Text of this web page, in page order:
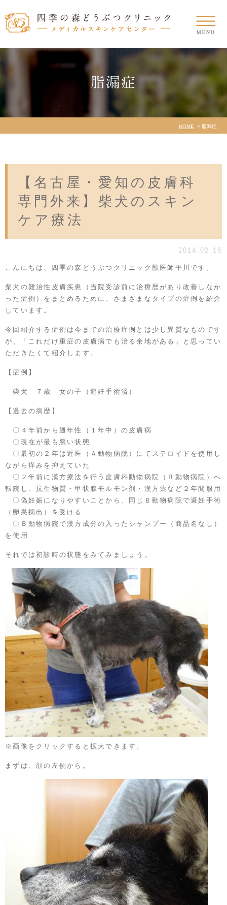
脂漏症
HOME 脂漏症
【名古屋・愛知の皮膚科
専門外来】柴犬のスキン
ケア療法
2014.02.18
こんにちは、四季の森どうぶつクリニック獣医師平川です。
柴犬の難治性皮膚疾患（当院受診前に治療歴があり改善しなか
った症例）をまとめるために、さまざまなタイプの症例を紹介
しています。
今回紹介する症例は今までの治療症例とは少し異質なものです
が、「これだけ重症の皮膚病でも治る余地がある」と思ってい
ただきたくて紹介します。
【症例】
柴犬 ７歳 女の子（避妊手術済）
【過去の病歴】
〇４年前から通年性（１年中）の皮膚病
〇現在が最も悪い状態
〇最初の２年は近医（Ａ動物病院）にてステロイドを使用し
ながら痒みを抑えていた
〇２年前に漢方療法を行う皮膚科動物病院（Ｂ動物病院）へ
転院し、抗生物質・甲状腺モルモン剤・漢方薬など２年間服用
〇偽妊娠になりやすいことから、同じＢ動物病院で避妊手術
（卵巣摘出）を受ける
〇Ｂ動物病院で漢方成分の入ったシャンプー（商品名なし）
を使用
それでは初診時の状態をみてみましょう。
※画像をクリックすると拡大できます。
まずは、顔の左側から。